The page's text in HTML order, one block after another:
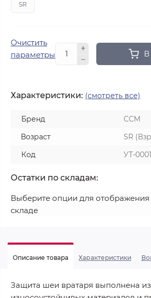
SR
Очистить
параметры
В
Характеристики: (смотреть все)
Бренд
CCM
Возраст
SR
Код
УТ-
Остатки по складам:
Выберите опции для отображения
складе
Описание товара Характеристики
Защита шеи вратаря выполнена из